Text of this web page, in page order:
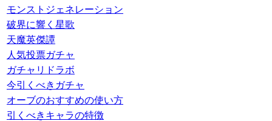
モンストジェネレーション
破界に響く星歌
天魔英傑譚
人気投票ガチャ
ガチャリドラボ
今引くべきガチャ
オーブのおすすめの使い方
引くべきキャラの特徴